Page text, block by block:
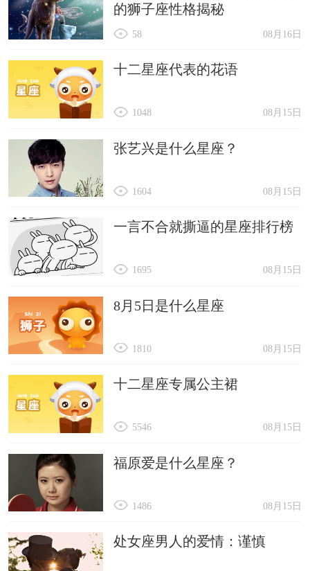
的狮子座性格揭秘
08月16日
58
十二星座代表的花语
08月15日
1048
张艺兴是什么星座？
08月15日
1604
一言不合就撕逼的星座排行榜
08月15日
1695
8月5日是什么星座
08月15日
1810
十二星座专属公主裙
08月15日
5546
福原爱是什么星座？
08月15日
1486
处女座男人的爱情：谨慎